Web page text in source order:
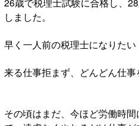
しました。
早く一人前の税理士になりたい
来る仕事拒まず、どんどん仕事
その頃はまだ、今ほど労働時